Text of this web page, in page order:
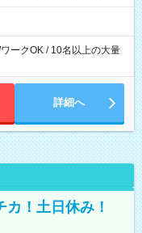
（早上がりでも
なら日当1.25倍！！）
ークOK / 10名以上の大量
詳細へ
！土日休み！